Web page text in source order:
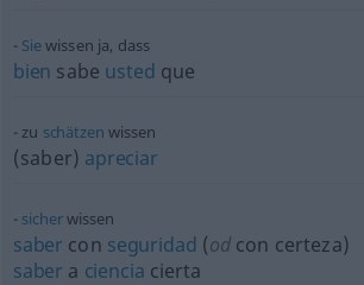
Siewissen ja, dass
bien sabe usted que
zu schätzen wissen
(saber) apreciar
sicherwissen
saber con seguridad (odcon certeza)
saber a ciencia cierta